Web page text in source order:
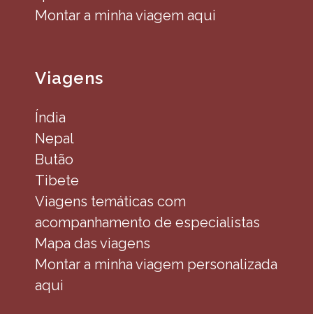
Montar a minha viagem aqui
Viagens
Índia
Nepal
Butão
Tibete
Viagens temáticas com
acompanhamento de especialistas
Mapa das viagens
Montar a minha viagem personalizada
aqui